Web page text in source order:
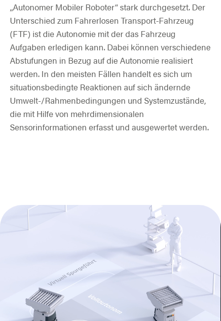
„Autonomer Mobiler Roboter“ stark durchgesetzt. Der
Unterschied zum Fahrerlosen Transport-Fahrzeug
(FTF) ist die Autonomie mit der das Fahrzeug
Aufgaben erledigen kann. Dabei können verschiedene
Abstufungen in Bezug auf die Autonomie realisiert
werden. In den meisten Fällen handelt es sich um
situationsbedingte Reaktionen auf sich ändernde
Umwelt-/Rahmenbedingungen und Systemzustände,
die mit Hilfe von mehrdimensionalen
Sensorinformationen erfasst und ausgewertet werden.